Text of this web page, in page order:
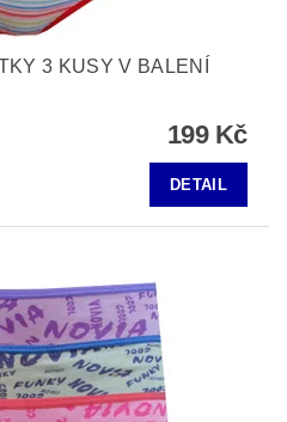
3 KUSY V BALENÍ
199 Kč
DETAIL